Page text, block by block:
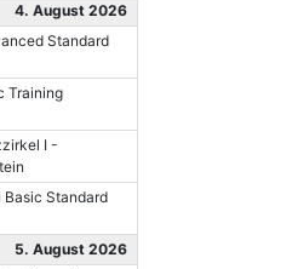
4. August 2026
Standard
Training
I -
Basic Standard
5. August 2026